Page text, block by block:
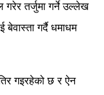
तर्जुमा गर्ने उल्लेख
गर्दै धमाधम
गइरहेको छ र ऐन